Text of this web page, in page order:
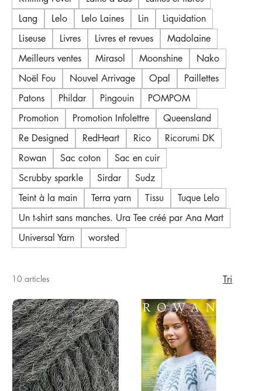
Lang
Lelo Lelo Laines Lin
Liquidation
Liseuse
Livres Livres et revues
Madolaine
Meilleurs ventes
Mirasol Moonshine
Nako
Noël Fou
Nouvel Arrivage Opal
Paillettes
Patons
Phildar Pingouin
POMPOM
Promotion
Promotion Infolettre
Queensland
Re Designed
RedHeart Rico
Ricorumi DK
Rowan
Sac coton
Sac en cuir
Scrubby sparkle
Sirdar
Sudz
Teint à la main
Terra yarn Tissu
Tuque Lelo
Un t-shirt sans manches. Ura Tee créé par Ana Mart
Universal Yarn
worsted
10 articles Tri